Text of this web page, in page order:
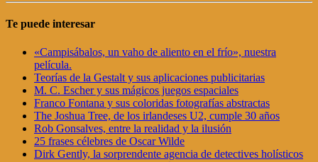
Te puede interesar
«Campisábalos, un vaho de aliento en el frío», nuestra
película.
Teorías de la Gestalt y sus aplicaciones publicitarias
M. C. Escher y sus mágicos juegos espaciales
Franco Fontana y sus coloridas fotografías abstractas
The Joshua Tree, de los irlandeses U2, cumple 30 años
Rob Gonsalves, entre la realidad y la ilusión
25 frases célebres de Oscar Wilde
Dirk Gently, la sorprendente agencia de detectives holísticos